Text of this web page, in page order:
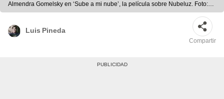
Almendra Gomelsky en ‘Sube a mi nube’, la película sobre Nubeluz. Foto:
composición LR/La Soga Producciones/ Facebook Mónica Santa María
Luis Pineda
Compartir